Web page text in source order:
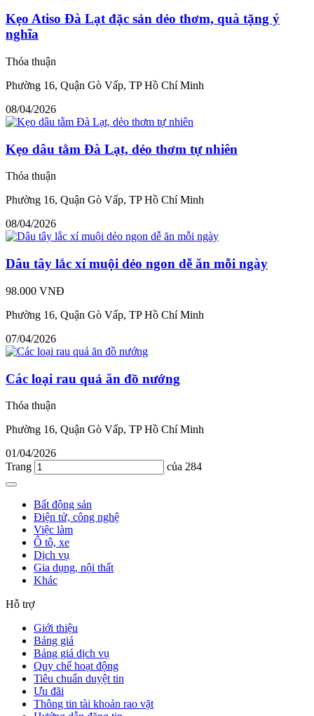
Kẹo Atiso Đà Lạt đặc sản dẻo thơm, quà tặng ý
nghĩa
Thỏa thuận
Phường 16, Quận Gò Vấp, TP Hồ Chí Minh
08/04/2026
Kẹo dâu tằm Đà Lạt, dẻo thơm tự nhiên
Thỏa thuận
Phường 16, Quận Gò Vấp, TP Hồ Chí Minh
08/04/2026
Dâu tây lắc xí muội dẻo ngon dễ ăn mỗi ngày
98.000 VNĐ
Phường 16, Quận Gò Vấp, TP Hồ Chí Minh
07/04/2026
Các loại rau quả ăn đồ nướng
Thỏa thuận
Phường 16, Quận Gò Vấp, TP Hồ Chí Minh
01/04/2026
Trang
của 284
Bất động sản
Điện tử, công nghệ
Việc làm
Ô tô, xe
Dịch vụ
Gia dụng, nội thất
Khác
Hỗ trợ
Giới thiệu
Bảng giá
Bảng giá dịch vụ
Quy chế hoạt động
Tiêu chuẩn duyệt tin
Ưu đãi
Thông tin tài khoản rao vặt